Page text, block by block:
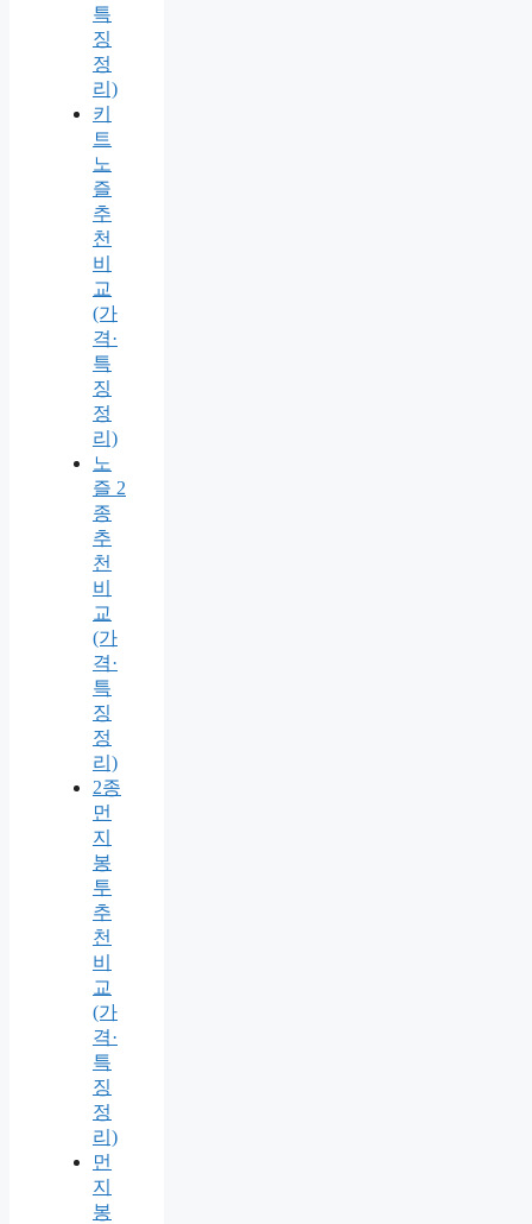
특
징
정
리)
키
트
노
즐
추
천
비
교
(가
격·
특
징
정
리)
노
즐 2
종
추
천
비
교
(가
격·
특
징
정
리)
2종
먼
지
봉
투
추
천
비
교
(가
격·
특
징
정
리)
먼
지
봉